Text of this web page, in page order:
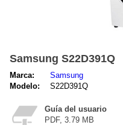
Samsung S22D391Q
Marca:
Samsung
Modelo:
S22D391Q
Guía del usuario
PDF, 3.79 MB